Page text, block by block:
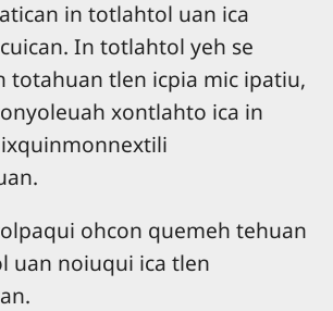
in totlahtol uan ica
In totlahtol yeh se
totahuan tlen icpia mic ipatiu,
xontlahto ica in
ohcon quemeh tehuan
uan noiuqui ica tlen